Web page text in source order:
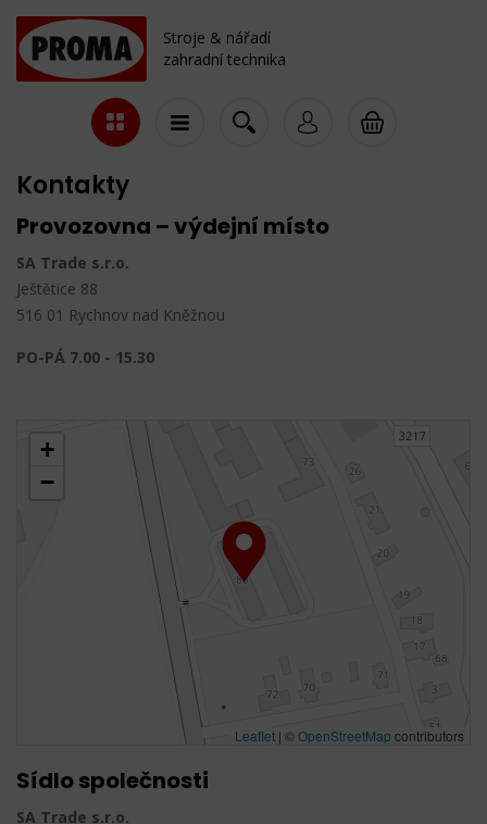
Stroje & nářadí
zahradní technika
Kontakty
Provozovna – výdejní místo
SA Trade s.r.o.
Ještětice 88
516 01 Rychnov nad Kněžnou
PO-PÁ 7.00 - 15.30
+
−
Leaflet | ©OpenStreetMap contributors
Sídlo společnosti
SA Trade s.r.o.